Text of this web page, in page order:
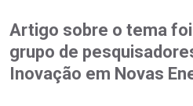
Artigo sobre o tema
grupo de
Inovação em Novas